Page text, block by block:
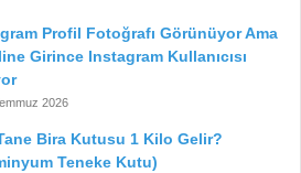
Profil Fotoğrafı Görünüyor Ama
Girince Instagram Kullanıcısı
2026
Bira Kutusu 1 Kilo Gelir?
Teneke Kutu)